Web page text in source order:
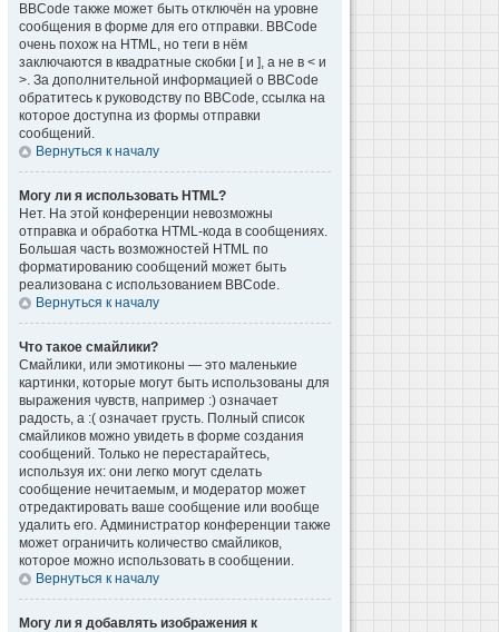
BBCode также может быть отключён на уровне
сообщения в форме для его отправки. BBCode
очень похож на HTML, но теги в нём
заключаются в квадратные скобки [ и ], а не в < и
>. За дополнительной информацией о BBCode
обратитесь к руководству по BBCode, ссылка на
которое доступна из формы отправки
сообщений.
Вернуться к началу
Могу ли я использовать HTML?
Нет. На этой конференции невозможны
отправка и обработка HTML-кода в сообщениях.
Большая часть возможностей HTML по
форматированию сообщений может быть
реализована с использованием BBCode.
Вернуться к началу
Что такое смайлики?
Смайлики, или эмотиконы — это маленькие
картинки, которые могут быть использованы для
выражения чувств, например :) означает
радость, а :( означает грусть. Полный список
смайликов можно увидеть в форме создания
сообщений. Только не перестарайтесь,
используя их: они легко могут сделать
сообщение нечитаемым, и модератор может
отредактировать ваше сообщение или вообще
удалить его. Администратор конференции также
может ограничить количество смайликов,
которое можно использовать в сообщении.
Вернуться к началу
Могу ли я добавлять изображения к